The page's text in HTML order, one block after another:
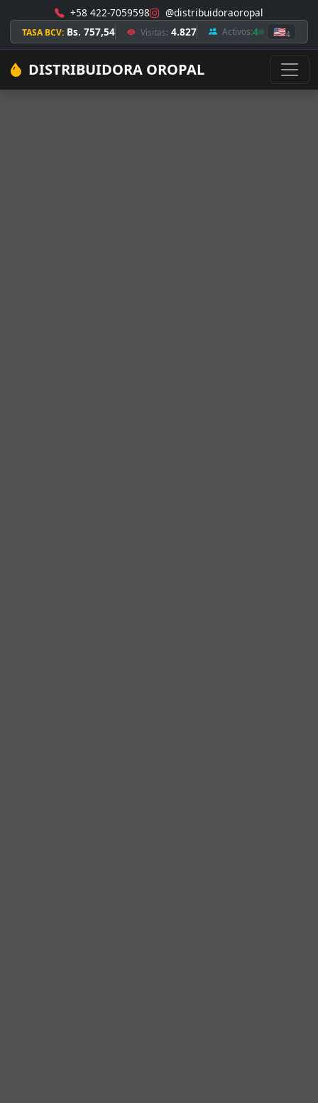
+58 422-7059598 @distribuidoraoropal
TASA BCV: Bs. 757,54 Visitas: 4.827 Activos:4 🇺🇸4
DISTRIBUIDORA OROPAL